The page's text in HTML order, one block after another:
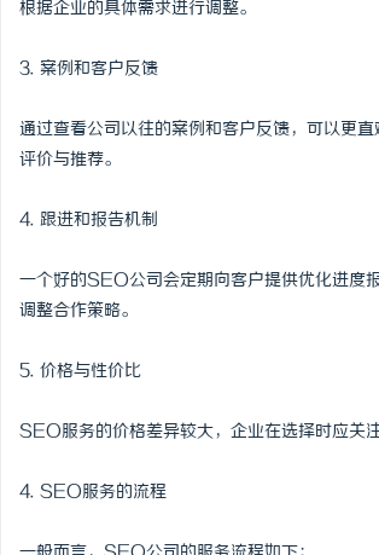
根据企业的具体需求进行调整。
3. 案例和客户反馈
通过查看公司以往的案例和客户反馈，可以更
评价与推荐。
4. 跟进和报告机制
一个好的SEO公司会定期向客户提供优化进度
调整合作策略。
5. 价格与性价比
SEO服务的价格差异较大，企业在选择时应关
4. SEO服务的流程